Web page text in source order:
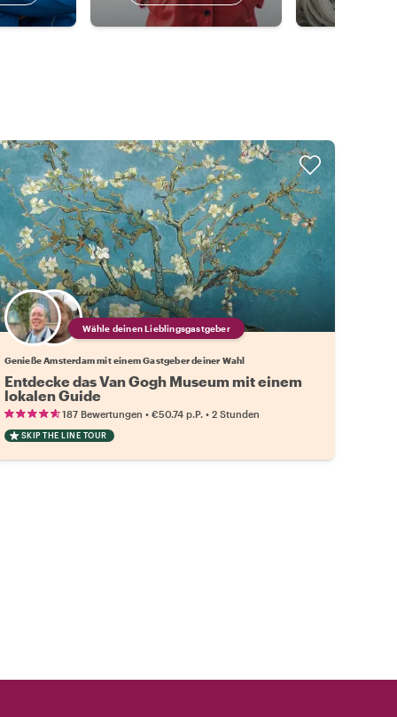
Wähle deinen Lieblingsgastgeber
Genieße Amsterdam mit einem Gastgeber deiner Wahl
Entdecke das Van Gogh Museum mit einem
lokalen Guide
187 Bewertungen • €50.74 p.P. • 2 Stunden
SKIP THE LINE TOUR